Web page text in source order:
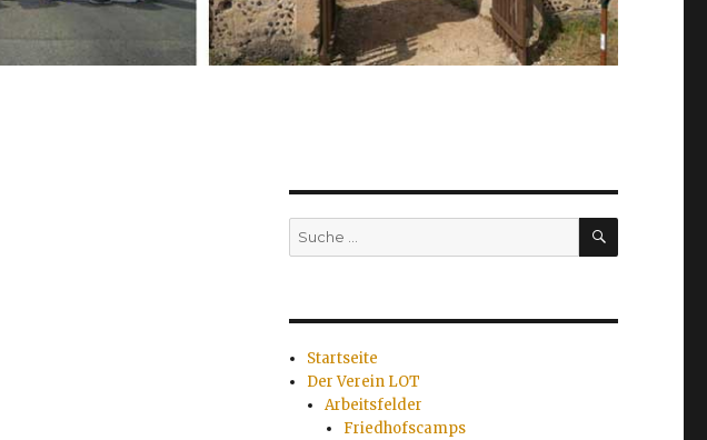
Suche
nach:
SUCHEN
Startseite
Der Verein LOT
Arbeitsfelder
Friedhofscamps